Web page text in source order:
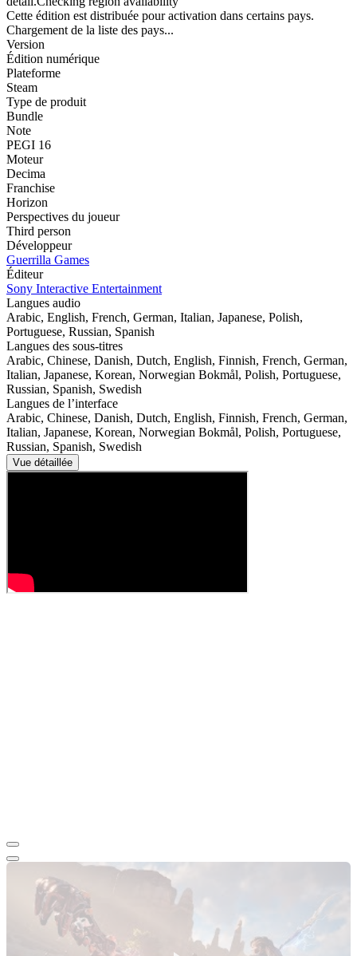
Cette édition est distribuée pour activation dans certains pays.
Chargement de la liste des pays...
Version
Édition numérique
Plateforme
Steam
Type de produit
Bundle
Note
PEGI 16
Moteur
Decima
Franchise
Horizon
Perspectives du joueur
Third person
Développeur
Guerrilla Games
Éditeur
Sony Interactive Entertainment
Langues audio
Arabic, English, French, German, Italian, Japanese, Polish,
Portuguese, Russian, Spanish
Langues des sous-titres
Arabic, Chinese, Danish, Dutch, English, Finnish, French, German,
Italian, Japanese, Korean, Norwegian Bokmål, Polish, Portuguese,
Russian, Spanish, Swedish
Langues de l’interface
Arabic, Chinese, Danish, Dutch, English, Finnish, French, German,
Italian, Japanese, Korean, Norwegian Bokmål, Polish, Portuguese,
Russian, Spanish, Swedish
Vue détaillée